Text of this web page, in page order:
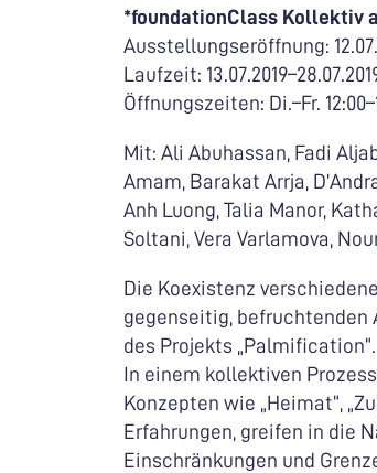
*foundationClass Kollektiv
Ausstellungseröffnung:
Laufzeit:
Öffnungszeiten: Di.–Fr.
Mit: Ali Abuhassan, Fadi
Amam, Barakat Arrja,
Anh Luong, Talia Manor,
Soltani, Vera Varlamova,
Die Koexistenz
gegenseitig, befruchtenden
des Projekts „Palmification“.
In einem kollektiven
Konzepten wie „Heimat“,
Erfahrungen, greifen in die
Einschränkungen und